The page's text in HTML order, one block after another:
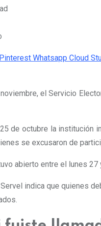
Pinterest Whatsapp Cloud
el Servicio
de octubre la institución
se excusaron de
abierto entre el lunes
indica que quienes